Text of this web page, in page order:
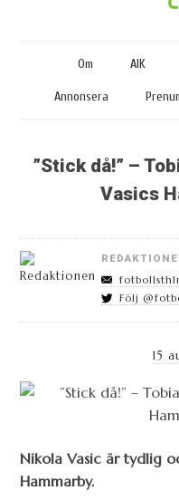
Om AIK
Annonsera
”Stick då!” –
Vasics
Följ
15
Nikola Vasic är tydlig
Hammarby.